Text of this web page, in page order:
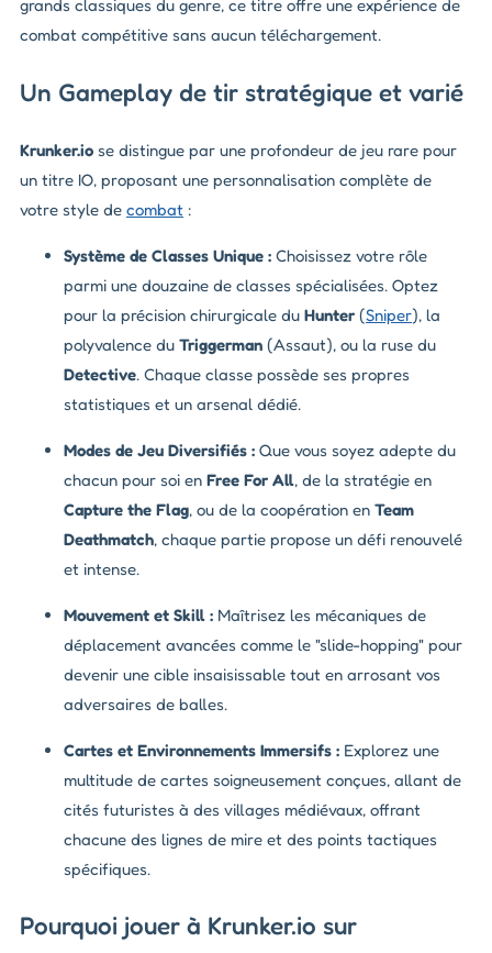
grands classiques du genre, ce titre offre une expérience de
combat compétitive sans aucun téléchargement.
Un Gameplay de tir stratégique et varié
Krunker.io se distingue par une profondeur de jeu rare pour
un titre IO, proposant une personnalisation complète de
votre style de combat :
Système de Classes Unique : Choisissez votre rôle
parmi une douzaine de classes spécialisées. Optez
pour la précision chirurgicale du Hunter (Sniper), la
polyvalence du Triggerman (Assaut), ou la ruse du
Detective. Chaque classe possède ses propres
statistiques et un arsenal dédié.
Modes de Jeu Diversifiés : Que vous soyez adepte du
chacun pour soi en Free For All, de la stratégie en
Capture the Flag, ou de la coopération en Team
Deathmatch, chaque partie propose un défi renouvelé
et intense.
Mouvement et Skill : Maîtrisez les mécaniques de
déplacement avancées comme le "slide-hopping" pour
devenir une cible insaisissable tout en arrosant vos
adversaires de balles.
Cartes et Environnements Immersifs : Explorez une
multitude de cartes soigneusement conçues, allant de
cités futuristes à des villages médiévaux, offrant
chacune des lignes de mire et des points tactiques
spécifiques.
Pourquoi jouer à Krunker.io sur